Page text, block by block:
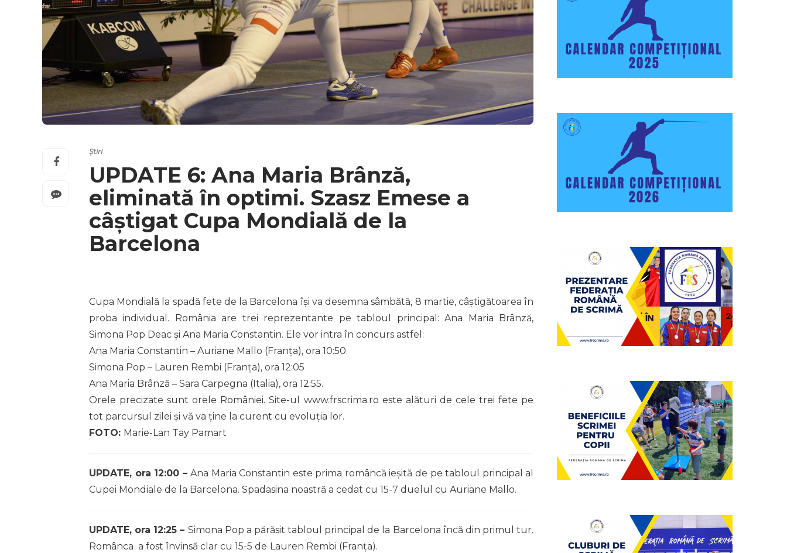
Știri
UPDATE 6: Ana Maria Brânză,
eliminată în optimi. Szasz Emese a
câştigat Cupa Mondială de la
Barcelona
Cupa Mondială la spadă fete de la Barcelona îşi va desemna sâmbătă, 8 martie, câştigătoarea în
proba individual. România are trei reprezentante pe tabloul principal: Ana Maria Brânză,
Simona Pop Deac şi Ana Maria Constantin. Ele vor intra în concurs astfel:
Ana Maria Constantin – Auriane Mallo (Franța), ora 10:50.
Simona Pop – Lauren Rembi (Franța), ora 12:05
Ana Maria Brânză – Sara Carpegna (Italia), ora 12:55.
Orele precizate sunt orele României. Site-ul www.frscrima.ro este alături de cele trei fete pe
tot parcursul zilei şi vă va ţine la curent cu evoluţia lor.
FOTO: Marie-Lan Tay Pamart
UPDATE, ora 12:00 –Ana Maria Constantin este prima româncă ieşită de pe tabloul principal al
Cupei Mondiale de la Barcelona. Spadasina noastră a cedat cu 15-7 duelul cu Auriane Mallo.
UPDATE, ora 12:25 – Simona Pop a părăsit tabloul principal de la Barcelona încă din primul tur.
Românca a fost învinsă clar cu 15-5 de Lauren Rembi (Franţa).